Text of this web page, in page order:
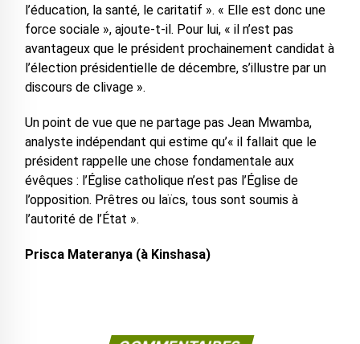
l’éducation, la santé, le caritatif ». « Elle est donc une
force sociale », ajoute-t-il. Pour lui, « il n’est pas
avantageux que le président prochainement candidat à
l’élection présidentielle de décembre, s’illustre par un
discours de clivage ».
Un point de vue que ne partage pas Jean Mwamba,
analyste indépendant qui estime qu’« il fallait que le
président rappelle une chose fondamentale aux
évêques : l’Église catholique n’est pas l’Église de
l’opposition. Prêtres ou laïcs, tous sont soumis à
l’autorité de l’État ».
Prisca Materanya (à Kinshasa)